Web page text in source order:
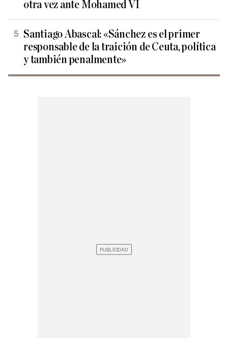
otra vez ante Mohamed VI
Santiago Abascal: «Sánchez es el primer
responsable de la traición de Ceuta, política
y también penalmente»